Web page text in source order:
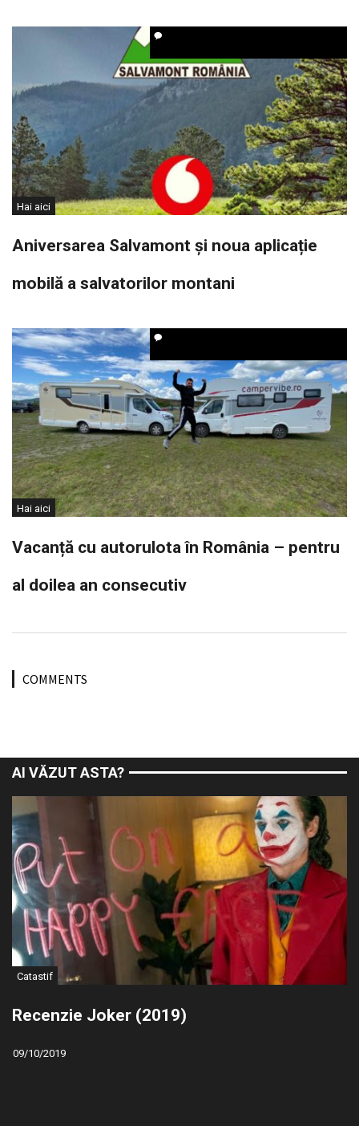
Hai aici
Aniversarea Salvamont și noua aplicație
mobilă a salvatorilor montani
Hai aici
Vacanță cu autorulota în România – pentru
al doilea an consecutiv
COMMENTS
AI VĂZUT ASTA?
Catastif
Recenzie Joker (2019)
09/10/2019